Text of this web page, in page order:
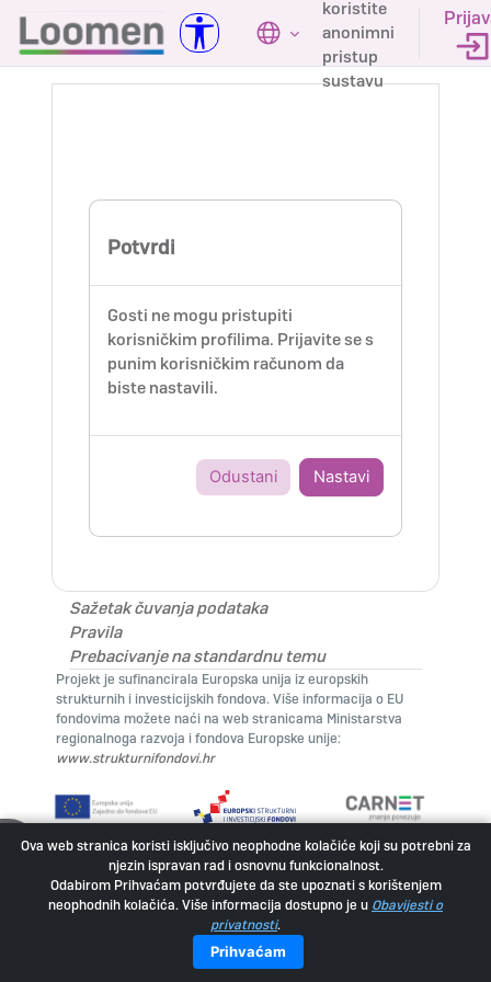
Ova web stranica koristi isključivo neophodne kolačiće koji su potrebni za
njezin ispravan rad i osnovnu funkcionalnost.
Odabirom Prihvaćam potvrđujete da ste upoznati s korištenjem
neophodnih kolačića. Više informacija dostupno je u Obavijesti o
privatnosti.
Prihvaćam
Preskoči na sadržaj
koristite
anonimni
pristup
sustavu
Prikaži traku s blokovima
Potvrdi
Gosti ne mogu pristupiti
korisničkim profilima. Prijavite se s
punim korisničkim računom da
biste nastavili.
Odustani Nastavi
Sažetak čuvanja podataka
Pravila
Prebacivanje na standardnu temu
Projekt je sufinancirala Europska unija iz europskih
strukturnih i investicijskih fondova. Više informacija o EU
fondovima možete naći na web stranicama Ministarstva
regionalnoga razvoja i fondova Europske unije:
www.strukturnifondovi.hr